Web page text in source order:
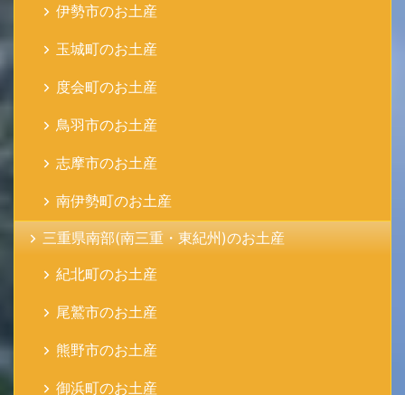
伊勢市のお土産
玉城町のお土産
度会町のお土産
鳥羽市のお土産
志摩市のお土産
南伊勢町のお土産
三重県南部(南三重・東紀州)のお土産
紀北町のお土産
尾鷲市のお土産
熊野市のお土産
御浜町のお土産